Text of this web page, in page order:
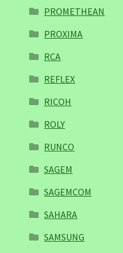
PROMETHEAN
PROXIMA
RCA
REFLEX
RICOH
ROLY
RUNCO
SAGEM
SAGEMCOM
SAHARA
SAMSUNG